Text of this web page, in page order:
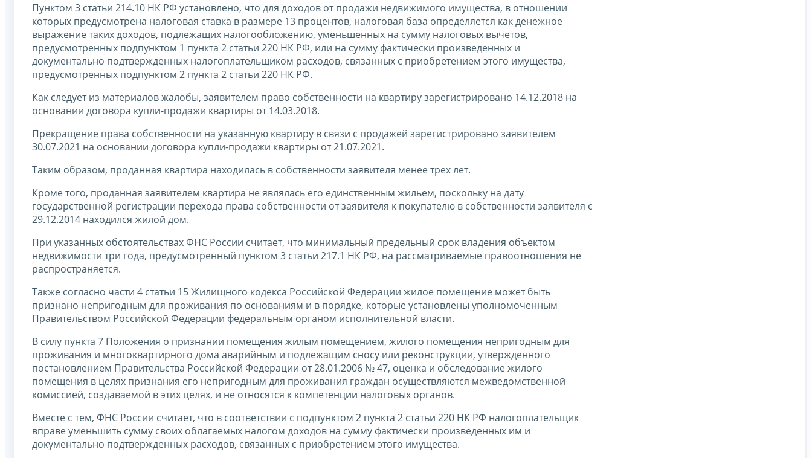
Пунктом 3 статьи 214.10 НК РФ установлено, что для доходов от продажи недвижимого имущества, в отношении
которых предусмотрена налоговая ставка в размере 13 процентов, налоговая база определяется как денежное
выражение таких доходов, подлежащих налогообложению, уменьшенных на сумму налоговых вычетов,
предусмотренных подпунктом 1 пункта 2 статьи 220 НК РФ, или на сумму фактически произведенных и
документально подтвержденных налогоплательщиком расходов, связанных с приобретением этого имущества,
предусмотренных подпунктом 2 пункта 2 статьи 220 НК РФ.
Как следует из материалов жалобы, заявителем право собственности на квартиру зарегистрировано 14.12.2018 на
основании договора купли-продажи квартиры от 14.03.2018.
Прекращение права собственности на указанную квартиру в связи с продажей зарегистрировано заявителем
30.07.2021 на основании договора купли-продажи квартиры от 21.07.2021.
Таким образом, проданная квартира находилась в собственности заявителя менее трех лет.
Кроме того, проданная заявителем квартира не являлась его единственным жильем, поскольку на дату
государственной регистрации перехода права собственности от заявителя к покупателю в собственности заявителя с
29.12.2014 находился жилой дом.
При указанных обстоятельствах ФНС России считает, что минимальный предельный срок владения объектом
недвижимости три года, предусмотренный пунктом 3 статьи 217.1 НК РФ, на рассматриваемые правоотношения не
распространяется.
Также согласно части 4 статьи 15 Жилищного кодекса Российской Федерации жилое помещение может быть
признано непригодным для проживания по основаниям и в порядке, которые установлены уполномоченным
Правительством Российской Федерации федеральным органом исполнительной власти.
В силу пункта 7 Положения о признании помещения жилым помещением, жилого помещения непригодным для
проживания и многоквартирного дома аварийным и подлежащим сносу или реконструкции, утвержденного
постановлением Правительства Российской Федерации от 28.01.2006 № 47, оценка и обследование жилого
помещения в целях признания его непригодным для проживания граждан осуществляются межведомственной
комиссией, создаваемой в этих целях, и не относятся к компетенции налоговых органов.
Вместе с тем, ФНС России считает, что в соответствии с подпунктом 2 пункта 2 статьи 220 НК РФ налогоплательщик
вправе уменьшить сумму своих облагаемых налогом доходов на сумму фактически произведенных им и
документально подтвержденных расходов, связанных с приобретением этого имущества.